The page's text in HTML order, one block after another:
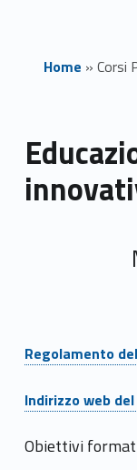
Home » Corsi
Link identifier #identifier__160545-1
Regolamento
Link identifier #identifier__114967-2Indirizzo web
Obiettivi